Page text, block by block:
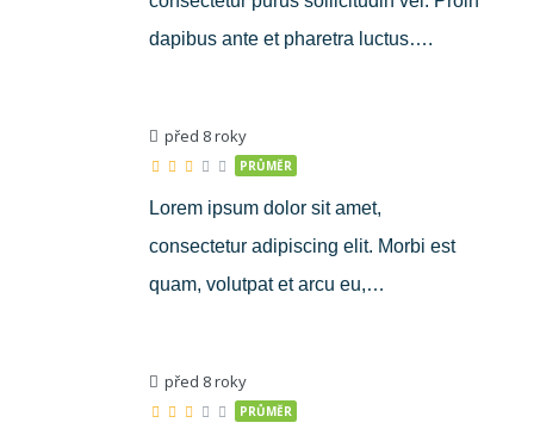
dapibus ante et pharetra luctus….
před 8 roky
PRŮMĚR
Lorem ipsum dolor sit amet,
consectetur adipiscing elit. Morbi est
quam, volutpat et arcu eu,…
před 8 roky
PRŮMĚR